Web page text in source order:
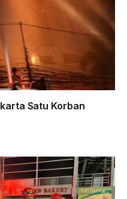
Satu Korban